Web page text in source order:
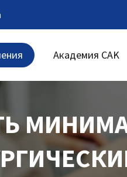
Академия CAK